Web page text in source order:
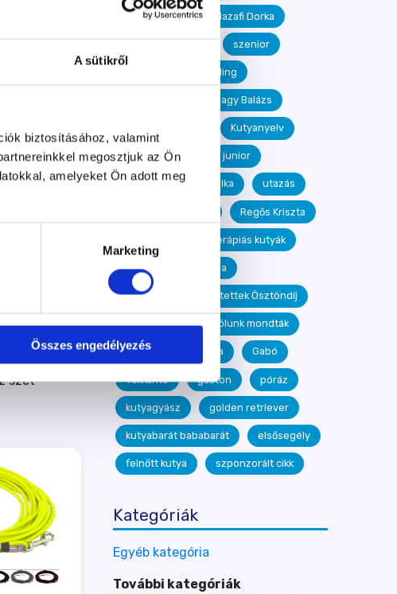
A sütikről
biztosításához, valamint
megosztjuk az Ön
amelyeket Ön adott meg
Marketing
Összes engedélyezés
szét
dog dancing Hazafi Dorka
szenior
mantrailing
Nagy Balázs
Kutyanyelv
Ebtestbeszéd junior
segítőkutya Milka utazás
Regős Kriszta
terápiás kutyák
Branstetter Gabriella
Tükör Módszer Mentettek Ösztöndíj
Kutyasziget Rólunk mondták
Nagyné Németh Lilla Gabó
vakkantó gaston póráz
kutyagyász golden retriever
kutyabarát bababarát elsősegély
felnőtt kutya szponzorált cikk
Kategóriák
Egyéb kategória
További kategóriák